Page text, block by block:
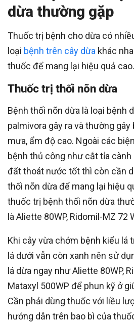
dừa thường gặp
Thuốc trị bệnh cho dừa có
loại bệnh trên cây dừa khác
thuốc để mang lại hiệu quả cao.
Thuốc trị thối nõn dừa
Bệnh thối nõn dừa là loại bệnh
palmivora gây ra và thường
mưa, ẩm độ cao. Ngoài các
bệnh thủ công như cắt tỉa cành
đất thoát nước tốt thì còn cần
thối nõn dừa để mang lại hiệu
thuốc trị bệnh thối nõn dừa
là Aliette 80WP, Ridomil-MZ 72
Khi cây vừa chớm bệnh kiểu lá
lá dưới vẫn còn xanh nên sử
lá dừa ngay như Aliette 80WP,
Mataxyl 500WP để phun kỹ ở
Cần phải dùng thuốc với liều
hướng dẫn trên bao bì của